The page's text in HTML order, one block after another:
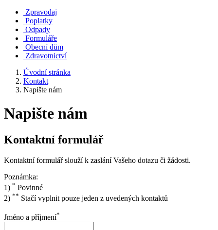
Zpravodaj
Poplatky
Odpady
Formuláře
Obecní dům
Zdravotnictví
Úvodní stránka
Kontakt
Napište nám
Napište nám
Kontaktní formulář
Kontaktní formulář slouží k zaslání Vašeho dotazu či žádosti.
Poznámka:
1) * Povinné
2) ** Stačí vyplnit pouze jeden z uvedených kontaktů
Jméno a příjmení*